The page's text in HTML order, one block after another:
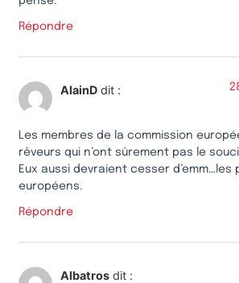
Répondre
AlainD dit :
Les membres de la commission
rêveurs qui n’ont sûrement pas le
Eux aussi devraient cesser d’emm…les
européens.
Répondre
Albatros dit :